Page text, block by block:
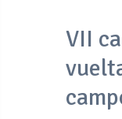
VII